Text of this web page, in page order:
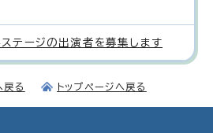
テージの出演者を募集します
戻る トップページへ戻る